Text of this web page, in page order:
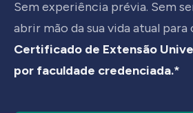
Sem experiência prévia. Sem
abrir mão da sua vida atual para
Certificado de Extensão
por faculdade credenciada.*